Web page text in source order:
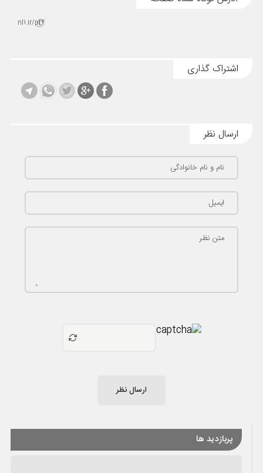
nl1.ir/pt4
اشتراک گذاری
ارسال نظر
نام و نام خانوادگی
ایمیل
متن نظر
ارسال نظر
پربازدید ها